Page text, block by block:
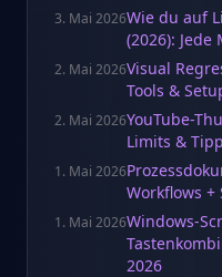
3. Mai 2026Wie du auf
(2026): Jede
2. Mai 2026Visual
Tools &
2. Mai 2026YouTube-
Limits &
1. Mai 2026
Workflows +
1. Mai 2026Windows-
2026